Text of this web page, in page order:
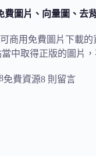
圖片、向量圖、去
商用免費圖片下載
中取得正版的圖片
免費資源8 則留言